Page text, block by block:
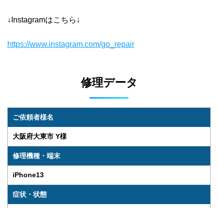
↓Instagramはこちら↓
https://www.instagram.com/go_repair
修理データ
ご依頼者様名
大阪府大東市 Y様
修理機種・端末
iPhone13
症状・状態